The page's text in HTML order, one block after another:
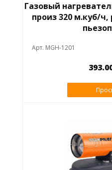
Газовый
произ 320 м.куб/ч,
Арт. MGH-1201